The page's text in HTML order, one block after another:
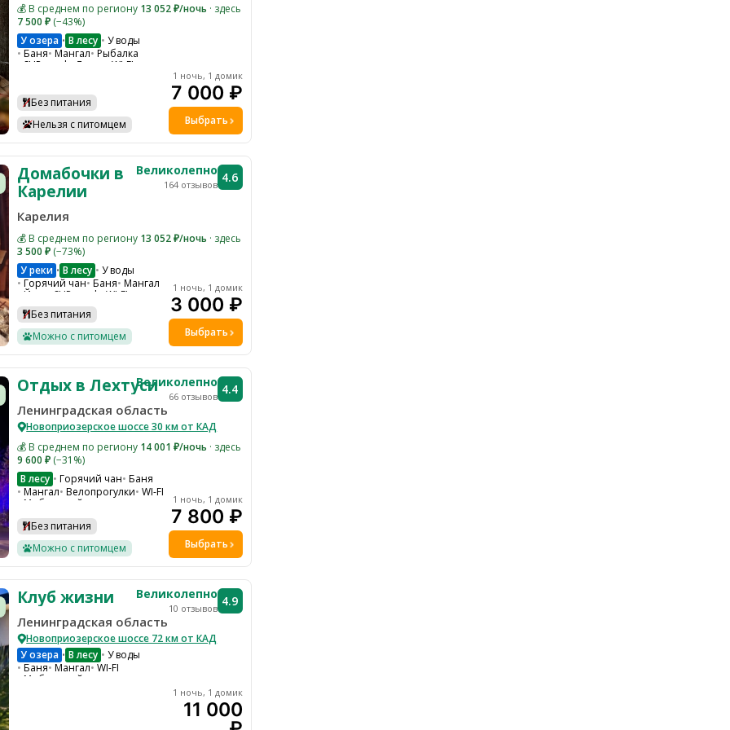
💰 В среднем по региону 13 052 ₽/ночь · здесь
7 500 ₽ (−43%)
У озера • В лесу
У воды
Баня Мангал Рыбалка
SUP-серф
Лодка
WI-FI
Водоем Каяки
Без питания
Нельзя с питомцем
1 ночь, 1 домик
7 000 ₽
Выбрать
Великолепно
164 отзывов 4.6
Домабочки в
Карелии
Карелия
💰 В среднем по региону 13 052 ₽/ночь · здесь
3 500 ₽ (−73%)
У реки • В лесу
У воды
Горячий чан Баня Мангал
Йога
SUP-серф
WI-FI
Парковка Экскурсии
Костровая зона
Без питания
Можно с питомцем
1 ночь, 1 домик
3 000 ₽
Выбрать
Великолепно
66 отзывов 4.4
Отдых в Лехтуси
Ленинградская область
Новоприозерское шоссе 30 км от КАД
💰 В среднем по региону 14 001 ₽/ночь · здесь
9 600 ₽ (−31%)
В лесу
Горячий чан Баня
Мангал Велопрогулки WI-FI
Мобильный интернет
Настольные игры
Без питания
Можно с питомцем
1 ночь, 1 домик
7 800 ₽
Выбрать
Великолепно
10 отзывов 4.9
Клуб жизни
Ленинградская область
Новоприозерское шоссе 72 км от КАД
У озера • В лесу
У воды
Баня Мангал WI-FI
Мобильный интернет
1 ночь, 1 домик
11 000